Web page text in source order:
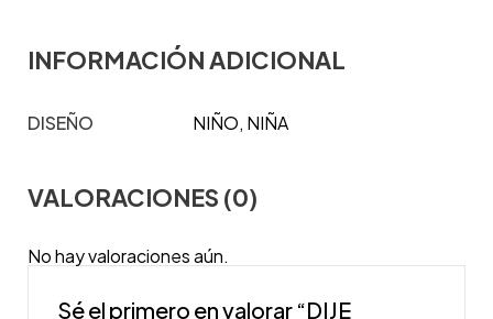
INFORMACIÓN ADICIONAL
DISEÑO NIÑO, NIÑA
VALORACIONES (0)
No hay valoraciones aún.
Sé el primero en valorar “DIJE